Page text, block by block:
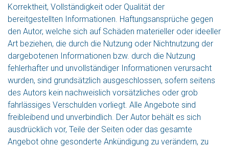
Korrektheit, Vollständigkeit oder Qualität der
bereitgestellten Informationen. Haftungsansprüche gegen
den Autor, welche sich auf Schäden materieller oder ideeller
Art beziehen, die durch die Nutzung oder Nichtnutzung der
dargebotenen Informationen bzw. durch die Nutzung
fehlerhafter und unvollständiger Informationen verursacht
wurden, sind grundsätzlich ausgeschlossen, sofern seitens
des Autors kein nachweislich vorsätzliches oder grob
fahrlässiges Verschulden vorliegt. Alle Angebote sind
freibleibend und unverbindlich. Der Autor behält es sich
ausdrücklich vor, Teile der Seiten oder das gesamte
Angebot ohne gesonderte Ankündigung zu verändern, zu